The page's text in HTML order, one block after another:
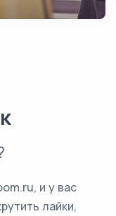
и у вас
лайки,